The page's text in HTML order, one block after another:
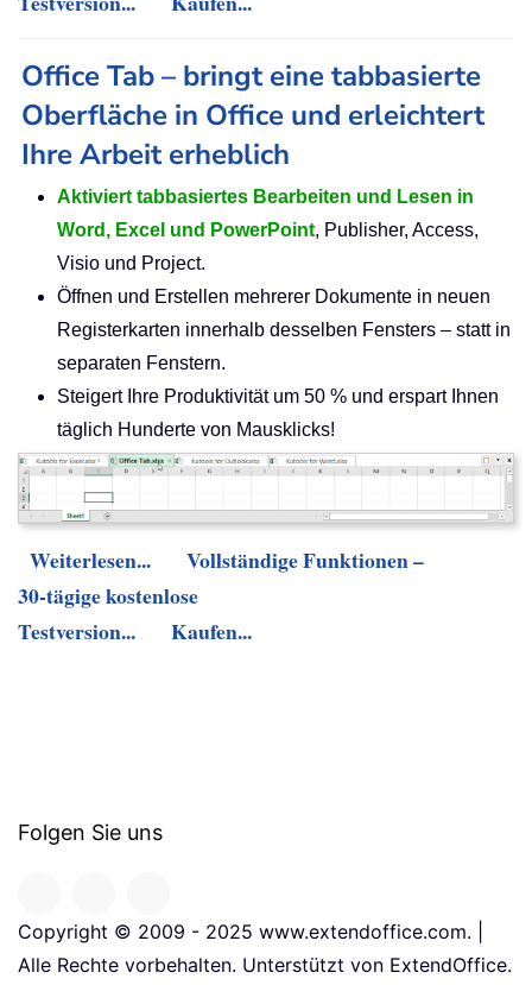
Office Tab – bringt eine tabbasierte
Oberfläche in Office und erleichtert
Ihre Arbeit erheblich
Aktiviert tabbasiertes Bearbeiten und Lesen in
Word, Excel und PowerPoint, Publisher, Access,
Visio und Project.
Öffnen und Erstellen mehrerer Dokumente in neuen
Registerkarten innerhalb desselben Fensters – statt in
separaten Fenstern.
Steigert Ihre Produktivität um 50 % und erspart Ihnen
täglich Hunderte von Mausklicks!
Weiterlesen...
Vollständige Funktionen –
30-tägige kostenlose
Testversion...
Kaufen...
Folgen Sie uns
Copyright © 2009 - 2025 www.extendoffice.com. |
Alle Rechte vorbehalten. Unterstützt von ExtendOffice.